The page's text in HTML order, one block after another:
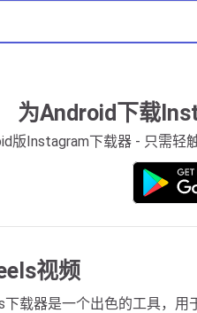
为Android下载
版Instagram下载器 - 只需轻
视频
载器是一个出色的工具，